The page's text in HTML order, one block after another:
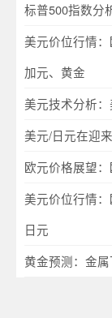
标普500指数分
美元价位行情
加元、黄金
美元技术分析
美元/日元在迎
欧元价格展望
美元价位行情
日元
黄金预测：金